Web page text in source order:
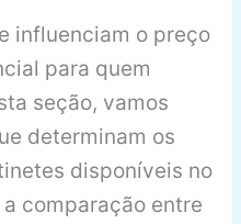
influenciam o preço
para quem
seção, vamos
determinam os
disponíveis no
comparação entre